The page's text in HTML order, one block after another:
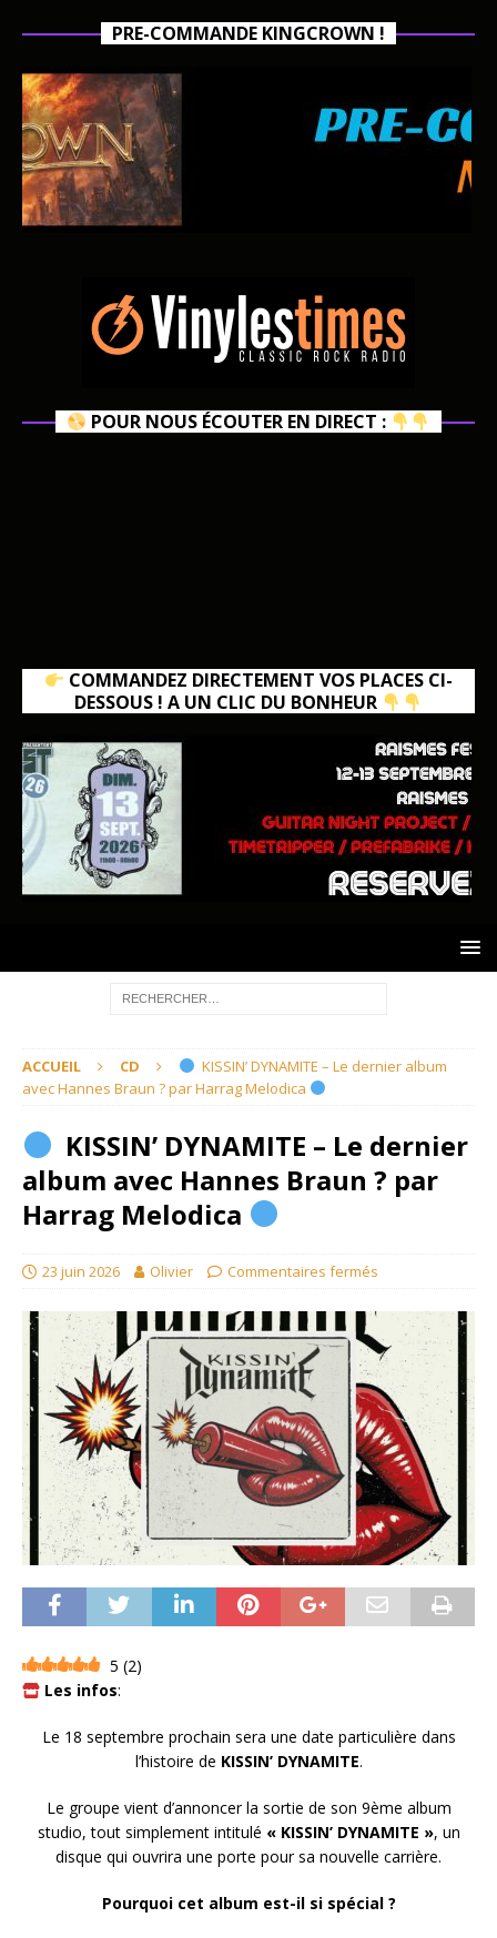
PRE-COMMANDE KINGCROWN !
POUR NOUS ÉCOUTER EN DIRECT :
COMMANDEZ DIRECTEMENT VOS PLACES CI-
DESSOUS ! A UN CLIC DU BONHEUR
ACCUEIL CD
KISSIN’ DYNAMITE – Le dernier album
avec Hannes Braun ? par Harrag Melodica
KISSIN’ DYNAMITE – Le dernier
album avec Hannes Braun ? par
Harrag Melodica
23 juin 2026 Olivier Commentaires fermés
5 (2)
Les infos:
Le 18 septembre prochain sera une date particulière dans
l’histoire de KISSIN’ DYNAMITE.
Le groupe vient d’annoncer la sortie de son 9ème album
studio, tout simplement intitulé « KISSIN’ DYNAMITE », un
disque qui ouvrira une porte pour sa nouvelle carrière.
Pourquoi cet album est-il si spécial ?